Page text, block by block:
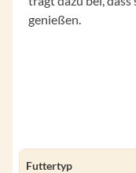
genießen.
Futtertyp